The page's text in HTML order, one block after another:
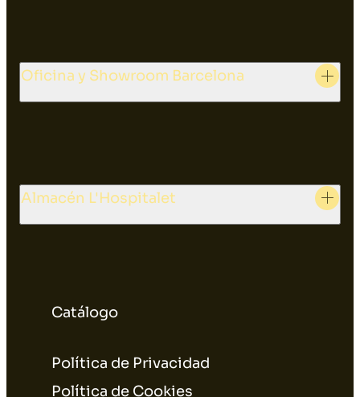
Catálogo
Política de Privacidad
Política de Cookies
Oficina y Showroom Barcelona
Almacén L'Hospitalet